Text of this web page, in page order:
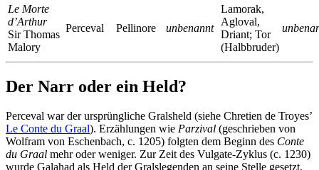
Le Morte
d’Arthur
Sir Thomas
Malory
Perceval Pellinore unbenannt
Lamorak,
Agloval,
Driant; Tor
(Halbbruder)
Der Narr oder ein Held?
Perceval war der ursprüngliche Gralsheld (siehe Chretien de Troyes’
Le Conte du Graal). Erzählungen wie Parzival (geschrieben von
Wolfram von Eschenbach, c. 1205) folgten dem Beginn des Conte
du Graal mehr oder weniger. Zur Zeit des Vulgate-Zyklus (c. 1230)
wurde Galahad als Held der Gralslegenden an seine Stelle gesetzt,